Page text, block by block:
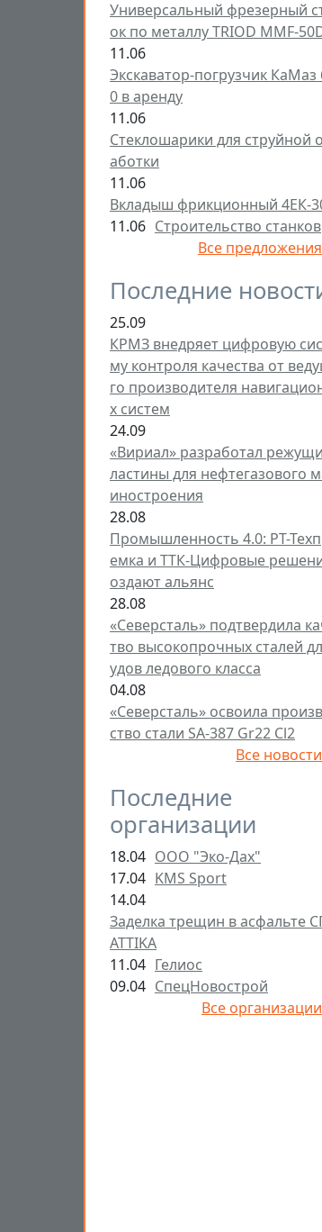
Универсальный фрезерный
ок по металлу TRIOD MMF-
11.06
Экскаватор-погрузчик КаМаз
0 в аренду
11.06
Стеклошарики для струйной
аботки
11.06
Вкладыш фрикционный 4ЕК-
11.06 Строительство станков
Все
Последние
25.09
КРМЗ внедряет цифровую
му контроля качества от
го производителя
х систем
24.09
«Вириал» разработал
ластины для нефтегазового
иностроения
28.08
Промышленность 4.0: РТ-
емка и ТТК-Цифровые
оздают альянс
28.08
«Северсталь» подтвердила
тво высокопрочных сталей
удов ледового класса
04.08
«Северсталь» освоила
ство стали SA-387 Gr22 Cl2
Все
Последние
организации
18.04 ООО "Эко-Дах"
17.04 KMS Sport
14.04
Заделка трещин в асфальте
ATTIKA
11.04 Гелиос
09.04 СпецНовострой
Все